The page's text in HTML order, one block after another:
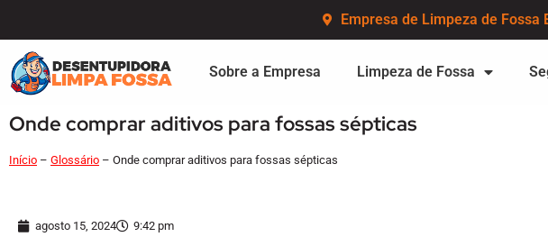
Empresa de Limpeza de Fossa
Sobre a Empresa Limpeza de Fossa
Onde comprar aditivos para fossas sépticas
Início – Glossário – Onde comprar aditivos para fossas sépticas
agosto 15, 2024 9:42 pm